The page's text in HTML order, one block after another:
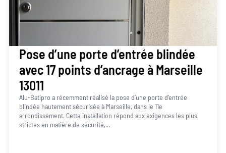
Pose d’une porte d’entrée blindée
avec 17 points d’ancrage à Marseille
13011
Alu-Batipro a récemment réalisé la pose d’une porte d’entrée
blindée hautement sécurisée à Marseille, dans le 11e
arrondissement. Cette installation répond aux exigences les plus
strictes en matière de sécurité,...